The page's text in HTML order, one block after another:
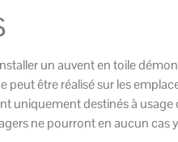
un auvent en toile
être réalisé sur les
uniquement destinés à usage
ne pourront en aucun cas